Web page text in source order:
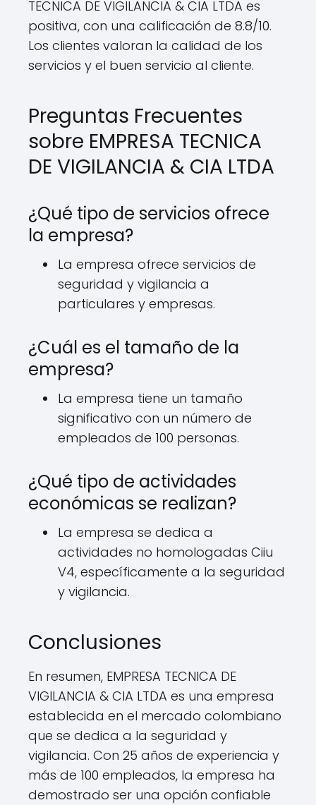
TECNICA DE VIGILANCIA & CIA LTDA es
positiva, con una calificación de 8.8/10.
Los clientes valoran la calidad de los
servicios y el buen servicio al cliente.
Preguntas Frecuentes
sobre EMPRESA TECNICA
DE VIGILANCIA & CIA LTDA
¿Qué tipo de servicios ofrece
la empresa?
La empresa ofrece servicios de
seguridad y vigilancia a
particulares y empresas.
¿Cuál es el tamaño de la
empresa?
La empresa tiene un tamaño
significativo con un número de
empleados de 100 personas.
¿Qué tipo de actividades
económicas se realizan?
La empresa se dedica a
actividades no homologadas Ciiu
V4, específicamente a la seguridad
y vigilancia.
Conclusiones
En resumen, EMPRESA TECNICA DE
VIGILANCIA & CIA LTDA es una empresa
establecida en el mercado colombiano
que se dedica a la seguridad y
vigilancia. Con 25 años de experiencia y
más de 100 empleados, la empresa ha
demostrado ser una opción confiable